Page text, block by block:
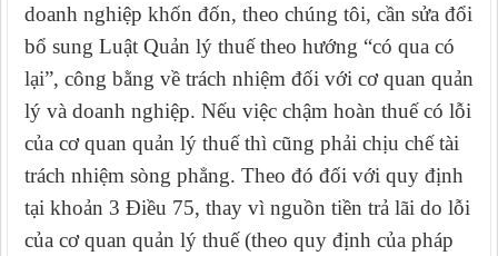
doanh nghiệp khốn đốn, theo chúng tôi, cần sửa đổi
bổ sung Luật Quản lý thuế theo hướng “có qua có
lại”, công bằng về trách nhiệm đối với cơ quan quản
lý và doanh nghiệp. Nếu việc chậm hoàn thuế có lỗi
của cơ quan quản lý thuế thì cũng phải chịu chế tài
trách nhiệm sòng phẳng. Theo đó đối với quy định
tại khoản 3 Điều 75, thay vì nguồn tiền trả lãi do lỗi
của cơ quan quản lý thuế (theo quy định của pháp